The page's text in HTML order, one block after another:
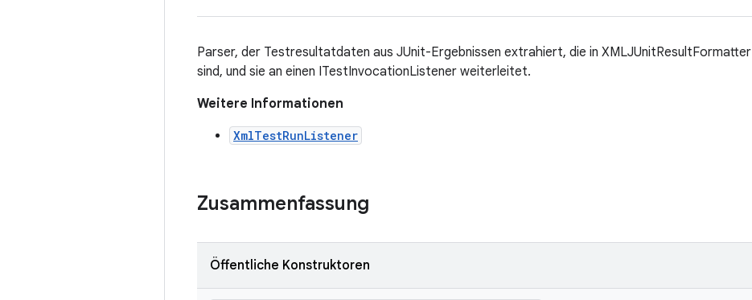
Parser, der Testresultatdaten aus JUnit-Ergebnissen extrahiert, die in
sind, und sie an einen ITestInvocationListener weiterleitet.
Weitere Informationen
XmlTestRunListener
Zusammenfassung
Öffentliche Konstruktoren